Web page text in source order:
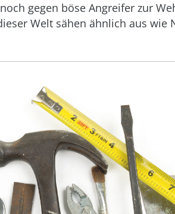
gegen böse Angreifer zur
Welt sähen ähnlich aus wie